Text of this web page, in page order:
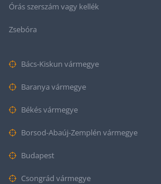
Órás szerszám vagy kellék
Zsebóra
Bács-Kiskun vármegye
Baranya vármegye
Békés vármegye
Borsod-Abaúj-Zemplén vármegye
Budapest
Csongrád vármegye